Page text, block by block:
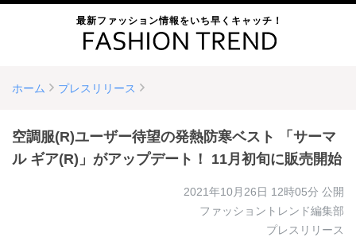
最新ファッション情報をいち早くキャッチ！
ホーム プレスリリース
空調服(R)ユーザー待望の発熱防寒ベスト 「サーマ
ル ギア(R)」がアップデート！ 11月初旬に販売開始
2021年10月26日 12時05分 公開
ファッショントレンド編集部
プレスリリース